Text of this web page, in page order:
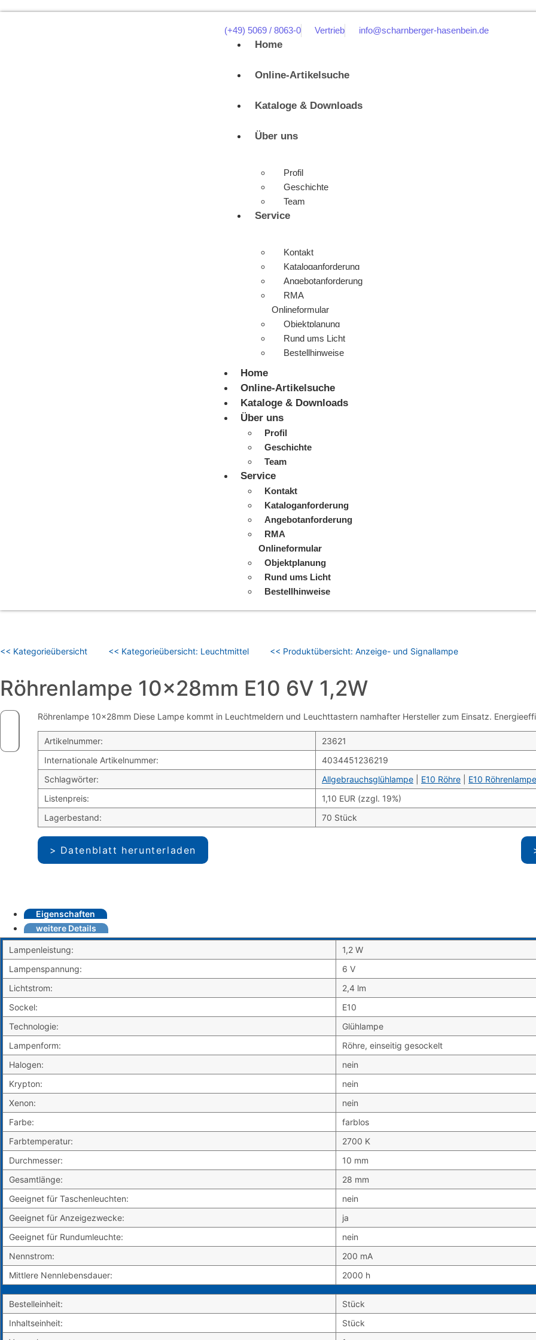
(+49) 5069 / 8063-0 Vertrieb info@scharnberger-hasenbein.de
Home
Online-Artikelsuche
Kataloge & Downloads
Über uns
Profil
Geschichte
Team
Service
Kontakt
Kataloganforderung
Angebotanforderung
RMA
Onlineformular
Objektplanung
Rund ums Licht
Bestellhinweise
Home
Online-Artikelsuche
Kataloge & Downloads
Über uns
Profil
Geschichte
Team
Service
Kontakt
Kataloganforderung
Angebotanforderung
RMA
Onlineformular
Objektplanung
Rund ums Licht
Bestellhinweise
<< Kategorieübersicht << Kategorieübersicht: Leuchtmittel << Produktübersicht: Anzeige- und Signallampe
Röhrenlampe 10x28mm E10 6V 1,2W
Röhrenlampe 10x28mm Diese Lampe kommt in Leuchtmeldern und Leuchttastern namhafter Hersteller zum Einsatz.
Artikelnummer:
23621
Internationale Artikelnummer:
4034451236219
Schlagwörter:
Allgebrauchsglühlampe E10 Röhre E10 Röhrenlampe
Listenpreis:
1,10 EUR (zzgl. 19%)
Lagerbestand:
70 Stück
Datenblatt herunterladen
Eigenschaften
weitere Details
Lampenleistung:
1,2 W
Lampenspannung:
6 V
Lichtstrom:
2,4 lm
Sockel:
E10
Technologie:
Glühlampe
Lampenform:
Röhre, einseitig gesockelt
Halogen:
nein
Krypton:
nein
Xenon:
nein
Farbe:
farblos
Farbtemperatur:
2700 K
Durchmesser:
10 mm
Gesamtlänge:
28 mm
Geeignet für Taschenleuchten:
nein
Geeignet für Anzeigezwecke:
ja
Geeignet für Rundumleuchte:
nein
Nennstrom:
200 mA
Mittlere Nennlebensdauer:
2000 h
Bestelleinheit:
Stück
Inhaltseinheit:
Stück